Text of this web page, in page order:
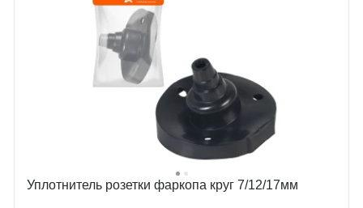
Уплотнитель розетки фаркопа круг 7/12/17мм